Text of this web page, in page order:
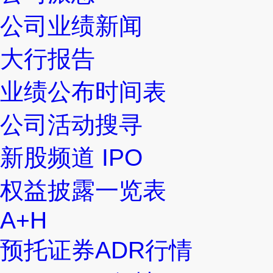
公司业绩新闻
大行报告
业绩公布时间表
公司活动搜寻
新股频道 IPO
权益披露一览表
A+H
预托证券ADR行情